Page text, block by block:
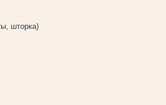
шторка)